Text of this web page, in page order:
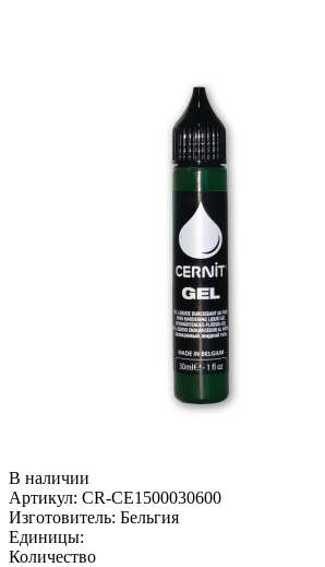
В наличии
Артикул: CR-CE1500030600
Изготовитель: Бельгия
Единицы:
Количество